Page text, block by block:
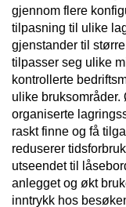
gjennom flere
tilpasning til ulike
gjenstander til
tilpasser seg ulike
kontrollerte
ulike
organiserte
raskt finne og få
reduserer
utseendet til
anlegget og økt
inntrykk hos